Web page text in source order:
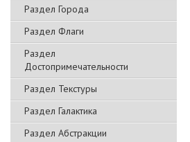
Раздел Города
Раздел Флаги
Раздел
Достопримечательности
Раздел Текстуры
Раздел Галактика
Раздел Абстракции